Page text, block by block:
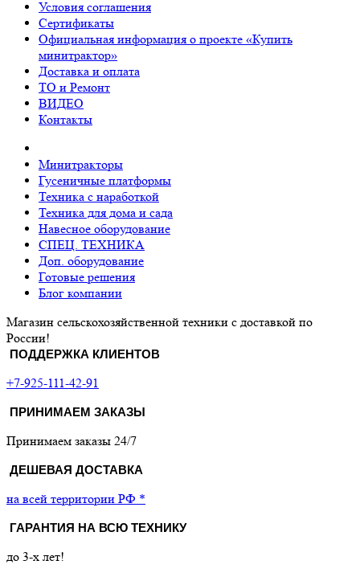
Условия соглашения
Сертификаты
Официальная информация о проекте «Купить
минитрактор»
Доставка и оплата
ТО и Ремонт
ВИДЕО
Контакты
Минитракторы
Гусеничные платформы
Техника с наработкой
Техника для дома и сада
Навесное оборудование
СПЕЦ. ТЕХНИКА
Доп. оборудование
Готовые решения
Блог компании
Магазин сельскохозяйственной техники с доставкой по
России!
ПОДДЕРЖКА КЛИЕНТОВ
+7-925-111-42-91
ПРИНИМАЕМ ЗАКАЗЫ
Принимаем заказы 24/7
ДЕШЕВАЯ ДОСТАВКА
на всей территории РФ *
ГАРАНТИЯ НА ВСЮ ТЕХНИКУ
до 3-х лет!